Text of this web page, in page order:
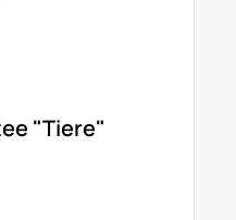
"Tiere"